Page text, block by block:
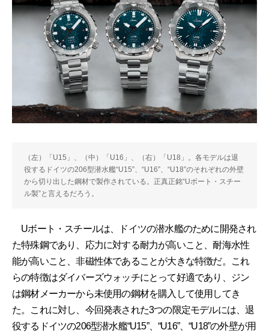
（左）「U15」、（中）「U16」、（右）「U18」。各モデルは退
役するドイツの206型潜水艦“U15”、“U16”、“U18”のそれぞれの外壁
から切り出した鋼材で製作されている。正真正銘“Uボート・スチー
ル製”と言えるだろう。
Uボート・スチールは、ドイツの潜水艦のために開発され
た特殊鋼であり、応力に対する耐力が高いこと、耐海水性
能が高いこと、非磁性体であることが大きな特徴だ。これ
らの特徴はダイバーズウォッチにとって好適であり、ジン
は鋼材メーカーから未使用の鋼材を購入して使用してき
た。これに対し、今回発表された3つの限定モデルには、退
役するドイツの206型潜水艦“U15”、“U16”、“U18”の外壁が用